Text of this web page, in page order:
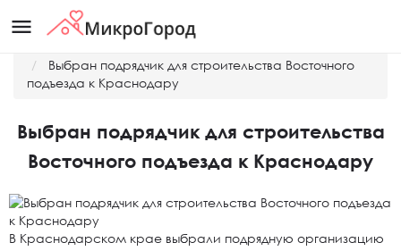
menu
Выбран подрядчик для строительства Восточного
подъезда к Краснодару
Выбран подрядчик для строительства
Восточного подъезда к Краснодару
В Краснодарском крае выбрали подрядную организацию